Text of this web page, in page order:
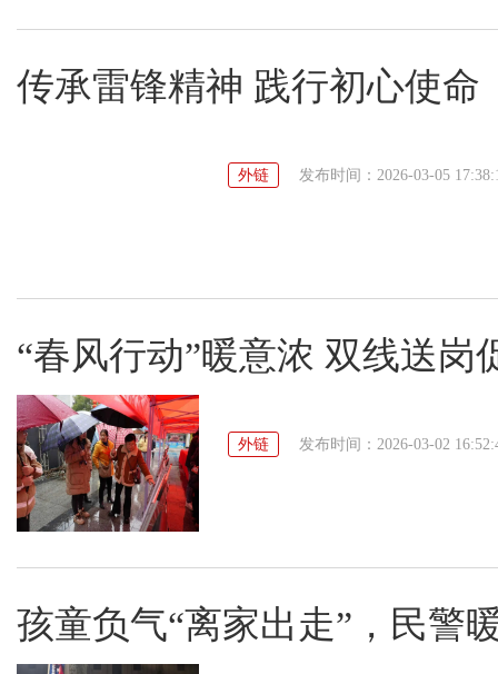
传承雷锋精神 践行初心使命
外链 发布时间：2026-03-05
“春风行动”暖意浓 双线送岗
外链 发布时间：2026-03-02
孩童负气“离家出走”，民警